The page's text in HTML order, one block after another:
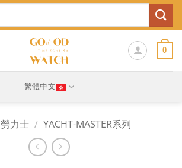
0
繁體中文
勞力士 / YACHT-MASTER系列